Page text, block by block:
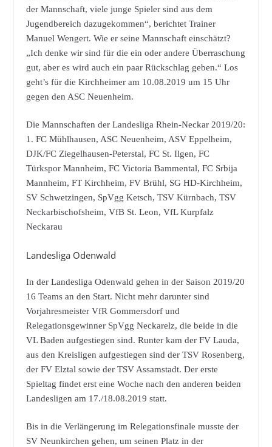
der Mannschaft, viele junge Spieler sind aus dem
Jugendbereich dazugekommen“, berichtet Trainer
Manuel Wengert. Wie er seine Mannschaft einschätzt?
„Ich denke wir sind für die ein oder andere Überraschung
gut, aber es wird auch ein paar Rückschlag geben.“ Los
geht’s für die Kirchheimer am 10.08.2019 um 15 Uhr
gegen den ASC Neuenheim.
Die Mannschaften der Landesliga Rhein-Neckar 2019/20:
1. FC Mühlhausen, ASC Neuenheim, ASV Eppelheim,
DJK/FC Ziegelhausen-Peterstal, FC St. Ilgen, FC
Türkspor Mannheim, FC Victoria Bammental, FC Srbija
Mannheim, FT Kirchheim, FV Brühl, SG HD-Kirchheim,
SV Schwetzingen, SpVgg Ketsch, TSV Kürnbach, TSV
Neckarbischofsheim, VfB St. Leon, VfL Kurpfalz
Neckarau
Landesliga Odenwald
In der Landesliga Odenwald gehen in der Saison 2019/20
16 Teams an den Start. Nicht mehr darunter sind
Vorjahresmeister VfR Gommersdorf und
Relegationsgewinner SpVgg Neckarelz, die beide in die
VL Baden aufgestiegen sind. Runter kam der FV Lauda,
aus den Kreisligen aufgestiegen sind der TSV Rosenberg,
der FV Elztal sowie der TSV Assamstadt. Der erste
Spieltag findet erst eine Woche nach den anderen beiden
Landesligen am 17./18.08.2019 statt.
Bis in die Verlängerung im Relegationsfinale musste der
SV Neunkirchen gehen, um seinen Platz in der